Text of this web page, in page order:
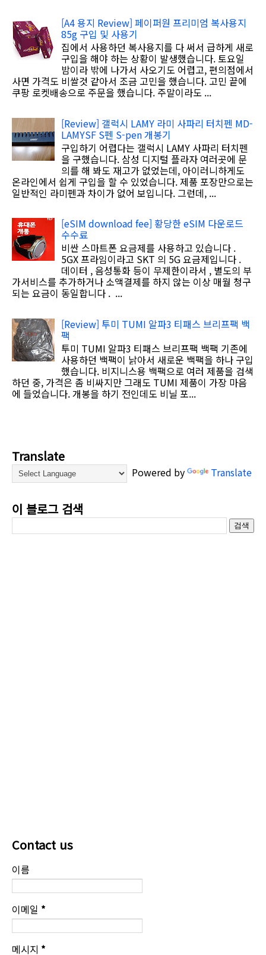
[A4 용지 Review] 페이퍼원 프리미엄 복사용지
85g 구입 및 사용기
집에서 사용하던 복사용지를 다 써서 급하게 새로
구입을 해야 하는 상황이 발생했습니다. 토요일
밤이라 밖에 나가서 사오기도 어렵고, 편의점에서
사면 가격도 비쌀것 같아서 조금 고민을 했습니다. 고민 끝에
쿠팡 로켓배송으로 주문을 했습니다. 주말이라도 ...
[Review] 갤럭시 LAMY 라미 사파리 터치펜 MD-
LAMYSF S펜 S-pen 개봉기
구입하기 어렵다는 갤럭시 LAMY 사파리 터치펜
을 구했습니다. 삼성 디지털 플라자 여러곳에 문
의를 해 봐도 재고가 없었는데, 아이러니하게도
온라인에서 쉽게 구입을 할 수 있었습니다. 제품 포장만으로는
일반적인 라미펜과 차이가 없어 보입니다. 그런데, ...
[eSIM download fee] 황당한 eSIM 다운로드
수수료
비싼 스마트폰 요금제를 사용하고 있습니다 .
5GX 프라임이라고 SKT 의 5G 요금제입니다 .
데이터 , 음성통화 등이 무제한이라서 , 별도의 부
가서비스를 추가하거나 소액결제를 하지 않는 이상 매월 청구
되는 요금이 동일합니다 . ...
[Review] 투미 TUMI 알파3 티패스 브리프팩 백
팩
투미 TUMI 알파3 티패스 브리프팩 백팩 기존에
사용하던 백팩이 낡아서 새로운 백팩을 하나 구입
했습니다. 비지니스용 백팩으로 여러 제품을 검색
하던 중, 가격은 좀 비싸지만 그래도 TUMI 제품이 가장 마음
에 들었습니다. 개봉을 하기 전인데도 비닐 포...
Translate
Powered by Translate
이 블로그 검색
Contact us
이름
이메일 *
메시지 *